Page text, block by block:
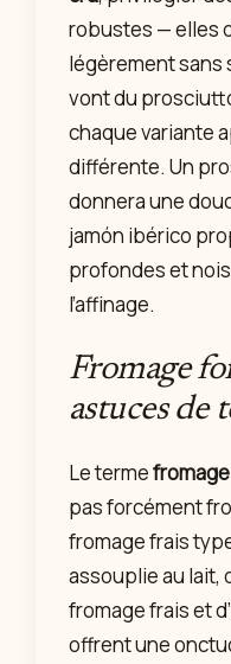
robustes — elles
légèrement sans
vont du
chaque variante
différente. Un
donnera une
jamón ibérico
profondes et
l’affinage.
Fromage
astuces de
Le terme
pas forcément
fromage frais
assouplie au lait,
fromage frais et
offrent une